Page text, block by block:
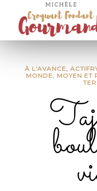
À L'AVANCE,
MONDE, MOYEN ET